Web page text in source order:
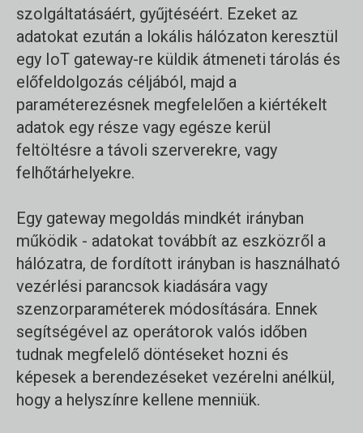
szolgáltatásáért, gyűjtéséért. Ezeket az
adatokat ezután a lokális hálózaton keresztül
egy IoT gateway-re küldik átmeneti tárolás és
előfeldolgozás céljából, majd a
paraméterezésnek megfelelően a kiértékelt
adatok egy része vagy egésze kerül
feltöltésre a távoli szerverekre, vagy
felhőtárhelyekre.
Egy gateway megoldás mindkét irányban
működik - adatokat továbbít az eszközről a
hálózatra, de fordított irányban is használható
vezérlési parancsok kiadására vagy
szenzorparaméterek módosítására. Ennek
segítségével az operátorok valós időben
tudnak megfelelő döntéseket hozni és
képesek a berendezéseket vezérelni anélkül,
hogy a helyszínre kellene menniük.